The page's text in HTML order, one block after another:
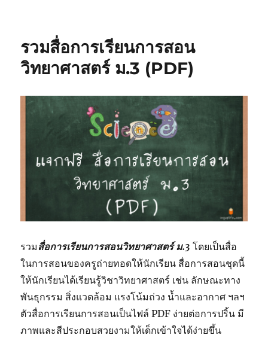
รวมสื่อการเรียนการสอน
วิทยาศาสตร์ ม.3 (PDF)
รวม สื่อการเรียนการสอนวิทยาศาสตร์ ม.3 โดยเป็นสื่อ
ในการสอนของครูถ่ายทอดให้นักเรียน สื่อการสอนชุดนี้
ให้นักเรียนได้เรียนรู้วิชาวิทยาศาสตร์ เช่น ลักษณะทาง
พันธุกรรม สิ่งแวดล้อม แรงโน้มถ่วง น้ำและอากาศ ฯลฯ
ตัวสื่อการเรียนการสอนเป็นไฟล์ PDF ง่ายต่อการปริ้น มี
ภาพและสีประกอบสวยงามให้เด็กเข้าใจได้ง่ายขึ้น